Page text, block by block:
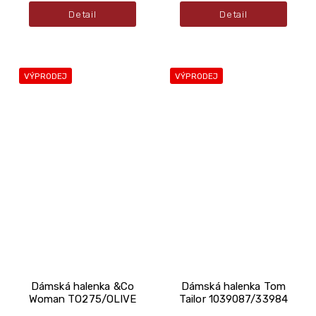
Detail Detail
VÝPRODEJ
Dámská halenka &Co
Woman TO275/OLIVE
VÝPRODEJ
Dámská halenka Tom
Tailor 1039087/33984